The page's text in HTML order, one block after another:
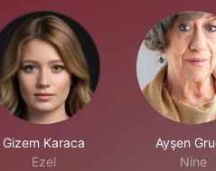
Gizem Karaca
Ezel
Ayşen
Nine